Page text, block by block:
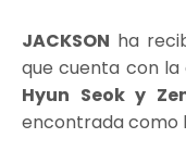
JACKSON ha
que cuenta con
Hyun Seok y
encontrada como